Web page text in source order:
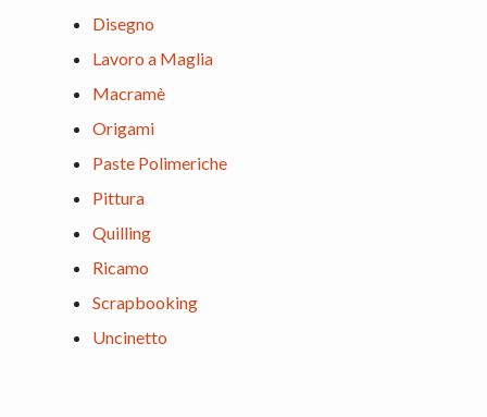
Disegno
Lavoro a Maglia
Macramè
Origami
Paste Polimeriche
Pittura
Quilling
Ricamo
Scrapbooking
Uncinetto